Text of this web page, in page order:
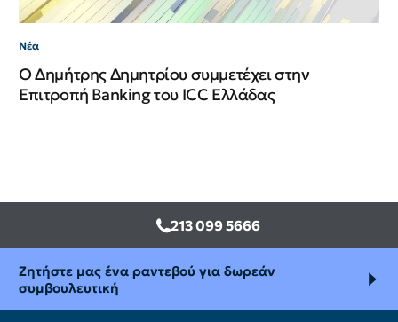
Νέα
Ο Δημήτρης Δημητρίου συμμετέχει στην
Επιτροπή Banking του ICC Ελλάδας
213 099 5666
Ζητήστε μας ένα ραντεβού για δωρεάν
συμβουλευτική